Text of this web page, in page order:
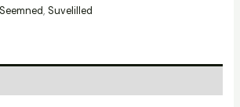
Seemned, Suvelilled